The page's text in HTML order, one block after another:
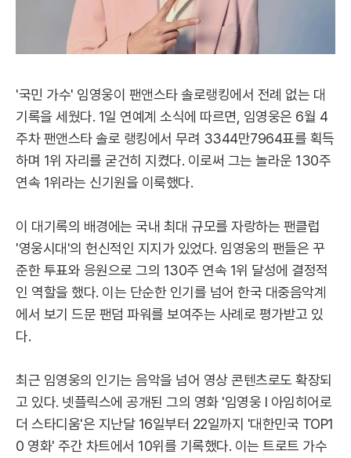
'국민 가수' 임영웅이 팬앤스타 솔로랭킹에서 전례 없는 대
기록을 세웠다. 1일 연예계 소식에 따르면, 임영웅은 6월 4
주차 팬앤스타 솔로 랭킹에서 무려 3344만7964표를 획득
하며 1위 자리를 굳건히 지켰다. 이로써 그는 놀라운 130주
연속 1위라는 신기원을 이룩했다.
이 대기록의 배경에는 국내 최대 규모를 자랑하는 팬클럽
'영웅시대'의 헌신적인 지지가 있었다. 임영웅의 팬들은 꾸
준한 투표와 응원으로 그의 130주 연속 1위 달성에 결정적
인 역할을 했다. 이는 단순한 인기를 넘어 한국 대중음악계
에서 보기 드문 팬덤 파워를 보여주는 사례로 평가받고 있
다.
최근 임영웅의 인기는 음악을 넘어 영상 콘텐츠로도 확장되
고 있다. 넷플릭스에 공개된 그의 영화 '임영웅 l 아임히어로
더 스타디움'은 지난달 16일부터 22일까지 '대한민국 TOP1
0 영화' 주간 차트에서 10위를 기록했다. 이는 트로트 가수